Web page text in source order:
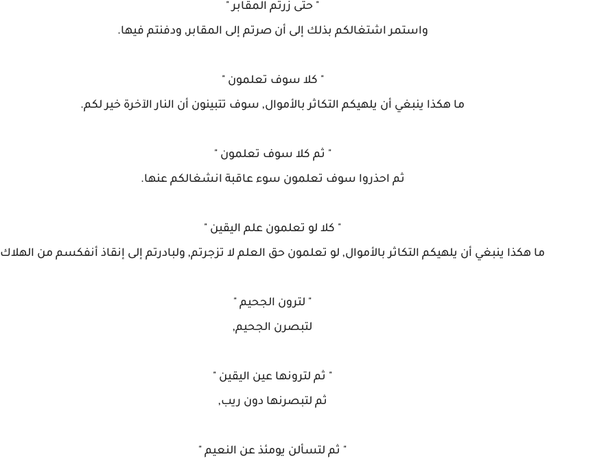
" حتى زرتم المقابر "
واستمر اشتغالكم بذلك إلى أن صرتم إلى المقابر, ودفنتم فيها.
" كلا سوف تعلمون "
ما هكذا ينبغي أن يلهيكم التكاثر بالأموال, سوف تتبينون أن النار الآخرة خير لكم.
" ثم كلا سوف تعلمون "
ثم احذروا سوف تعلمون سوء عاقبة انشغالكم عنها.
" كلا لو تعلمون علم اليقين "
ما هكذا ينبغي أن يلهيكم التكاثر بالأموال, لو تعلمون حق العلم لا تزجرتم, ولبادرتم إلى إنقاذ أنفكسم من الهلاك
" لترون الجحيم "
لتبصرن الجحيم,
" ثم لترونها عين اليقين "
ثم لتبصرنها دون ريب,
" ثم لتسألن يومئذ عن النعيم "